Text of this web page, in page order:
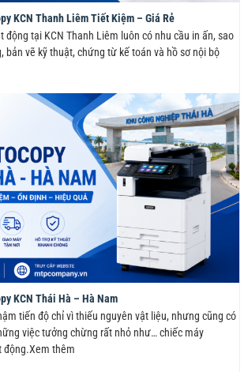
KCN Thanh Liêm Tiết Kiệm – Giá Rẻ
động tại KCN Thanh Liêm luôn có nhu cầu in ấn, sao
bản vẽ kỹ thuật, chứng từ kế toán và hồ sơ nội bộ
KCN Thái Hà – Hà Nam
tiến độ chỉ vì thiếu nguyên vật liệu, nhưng cũng có
việc tưởng chừng rất nhỏ như… chiếc máy
động.Xem thêm